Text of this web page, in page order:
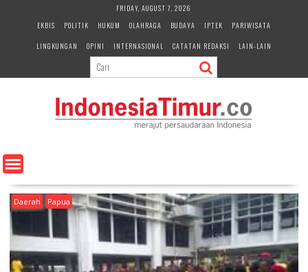
e
n
FRIDAY, AUGUST 7, 2026
EKBIS
POLITIK HUKUM OLAHRAGA BUDAYA IPTEK
PARIWISATA
LINGKUNGAN
OPINI INTERNASIONAL CATATAN REDAKSI LAIN-LAIN
Daerah Papua